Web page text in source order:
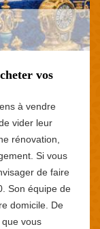
vos
à vendre
vider leur
rénovation,
Si vous
de faire
Son équipe de
domicile. De
vous